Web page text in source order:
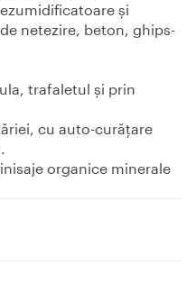
şi
netezire, beton, ghips-
trafaletul şi prin
cu auto-curățare
organice minerale